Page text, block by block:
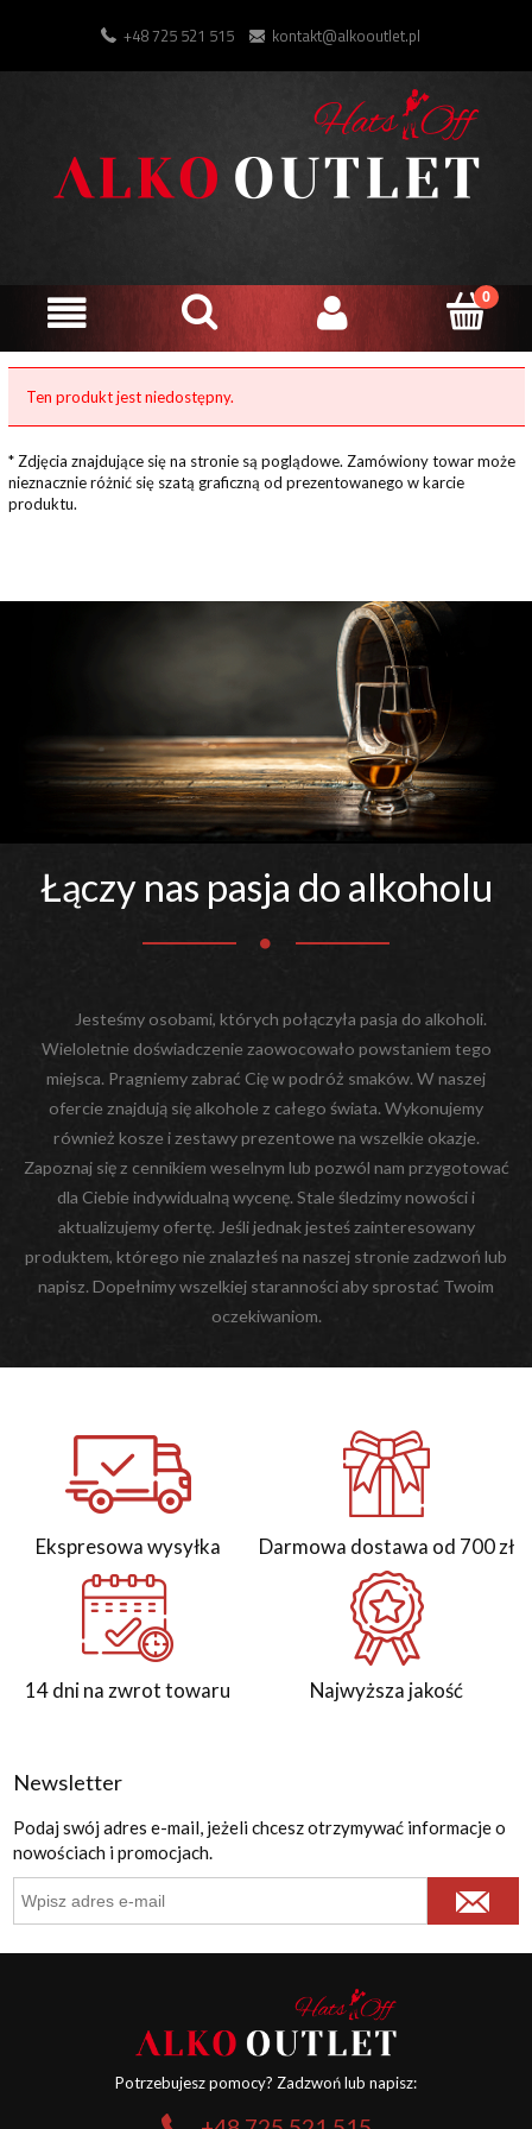
+48 725 521 515 kontakt@alkooutlet.pl
Ten produkt jest niedostępny.
* Zdjęcia znajdujące się na stronie są poglądowe. Zamówiony towar może
nieznacznie różnić się szatą graficzną od prezentowanego w karcie
produktu.
Łączy nas pasja do alkoholu
Jesteśmy osobami, których połączyła pasja do alkoholi.
Wieloletnie doświadczenie zaowocowało powstaniem tego
miejsca. Pragniemy zabrać Cię w podróż smaków. W naszej
ofercie znajdują się alkohole z całego świata. Wykonujemy
również kosze i zestawy prezentowe na wszelkie okazje.
Zapoznaj się z cennikiem weselnym lub pozwól nam przygotować
dla Ciebie indywidualną wycenę. Stale śledzimy nowości i
aktualizujemy ofertę. Jeśli jednak jesteś zainteresowany
produktem, którego nie znalazłeś na naszej stronie zadzwoń lub
napisz. Dopełnimy wszelkiej staranności aby sprostać Twoim
oczekiwaniom.
Ekspresowa wysyłka Darmowa dostawa od 700 zł
14 dni na zwrot towaru Najwyższa jakość
Newsletter
Podaj swój adres e-mail, jeżeli chcesz otrzymywać informacje o
nowościach i promocjach.
Potrzebujesz pomocy? Zadzwoń lub napisz: